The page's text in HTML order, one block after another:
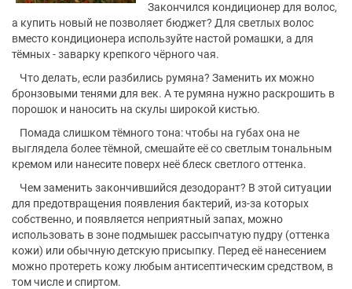
Закончился кондиционер для волос,
а купить новый не позволяет бюджет? Для светлых волос
вместо кондиционера используйте настой ромашки, а для
тёмных - заварку крепкого чёрного чая.
Что делать, если разбились румяна? Заменить их можно
бронзовыми тенями для век. А те румяна нужно раскрошить в
порошок и наносить на скулы широкой кистью.
Помада слишком тёмного тона: чтобы на губах она не
выглядела более тёмной, смешайте её со светлым тональным
кремом или нанесите поверх неё блеск светлого оттенка.
Чем заменить закончившийся дезодорант? В этой ситуации
для предотвращения появления бактерий, из-за которых
собственно, и появляется неприятный запах, можно
использовать в зоне подмышек рассыпчатую пудру (оттенка
кожи) или обычную детскую присыпку. Перед её нанесением
можно протереть кожу любым антисептическим средством, в
том числе и спиртом.